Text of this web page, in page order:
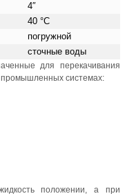
4″
40 °С
погружной
сточные воды
для перекачивания
промышленных системах:
положении, а при